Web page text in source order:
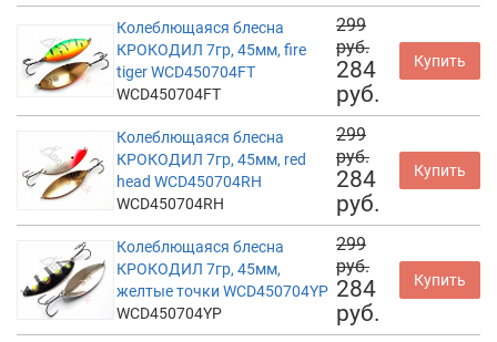
Колеблющаяся блесна
КРОКОДИЛ 7гр, 45мм, fire
tiger WCD450704FT
WCD450704FT
299
руб.
284
руб.
Купить
Колеблющаяся блесна
КРОКОДИЛ 7гр, 45мм, red
head WCD450704RH
WCD450704RH
299
руб.
284
руб.
Купить
Колеблющаяся блесна
КРОКОДИЛ 7гр, 45мм,
желтые точки WCD450704YP
WCD450704YP
299
руб.
284
руб.
Купить